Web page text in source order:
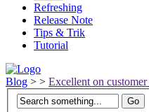
Refreshing
Release Note
Tips & Trik
Tutorial
Blog > > Excellent on